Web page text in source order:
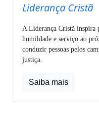
Liderança Cristã
A Liderança Cristã inspira
humildade e serviço ao
conduzir pessoas pelos
justiça.
Saiba mais